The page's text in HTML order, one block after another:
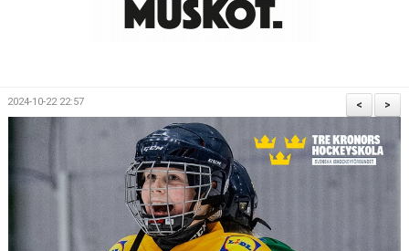
>> OM ROSVIK HOCKEY
>> FRIÅKNING
>> SPONSORER
>> SOCIALA MEDIER
>>NYHETSARKIVET
>
<
2024-10-22 22:57